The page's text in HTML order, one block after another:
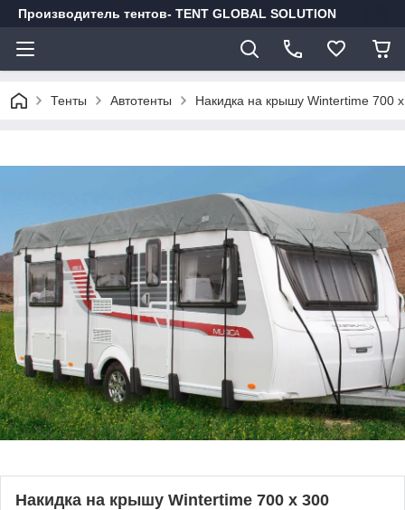
Производитель тентов- TENT GLOBAL SOLUTION
Тенты Автотенты Накидка на крышу Wintertime 700
Накидка на крышу Wintertime 700 x 300